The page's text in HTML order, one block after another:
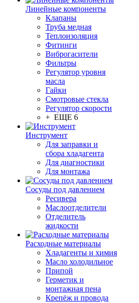
Линейные компоненты
Клапаны
Труба медная
Теплоизоляция
Фитинги
Виброгасители
Фильтры
Регулятор уровня
масла
Гайки
Смотровые стекла
Регулятор скорости
+ ЕЩЕ 6
Инструмент
Для заправки и
сбора хладагента
Для диагностики
Для монтажа
Сосуды под давлением
Ресивера
Маслоотделители
Отделитель
жидкости
Расходные материалы
Хладагенты и химия
Масло холодильное
Припой
Герметик и
монтажная пена
Крепёж и провода